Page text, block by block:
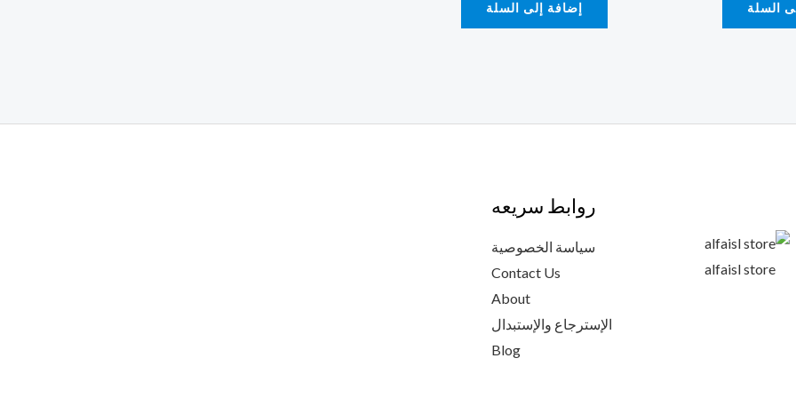
السلة إضافة إلى السلة
alfaisl store
روابط سريعه
سياسة الخصوصية
Contact Us
About
الإسترجاع والإستبدال
Blog